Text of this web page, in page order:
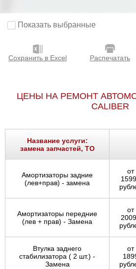
Показать выбранные
Сохранить в Excel Распечатать
ЦЕНЫ НА РЕМОНТ
CALIBER
Название услуги:
замена запчастей, ТО
Амортизаторы задние
(лев+прав) - замена
от
Амортизаторы передние
(лев + прав) - Замена
от
Втулка заднего
стабилизатора ( 2 шт.) -
Замена
от